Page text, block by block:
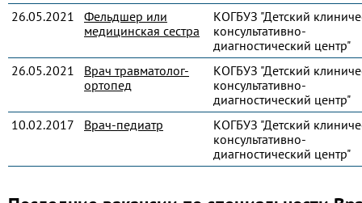
26.05.2021
Фельдшер или
медицинская сестра
КОГБУЗ "Детский
консультативно-
диагностический центр"
26.05.2021
Врач травматолог-
ортопед
КОГБУЗ "Детский
консультативно-
диагностический центр"
10.02.2017
Врач-педиатр
КОГБУЗ "Детский
консультативно-
диагностический центр"